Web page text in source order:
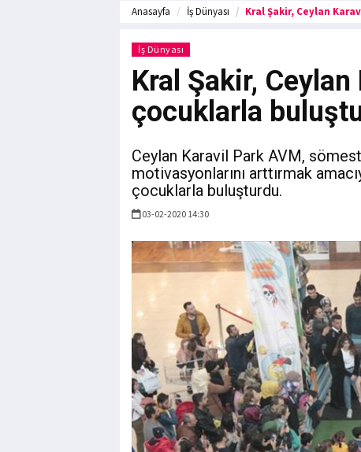
Anasayfa İş Dünyası Kral Şakir, Ceylan
İş Dünyası
Kral Şakir, Ceylan
çocuklarla
Ceylan Karavil Park AVM,
motivasyonlarını arttırmak
çocuklarla buluşturdu.
03-02-2020 14:30